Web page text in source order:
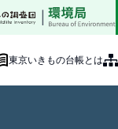
東京いきもの台帳とは